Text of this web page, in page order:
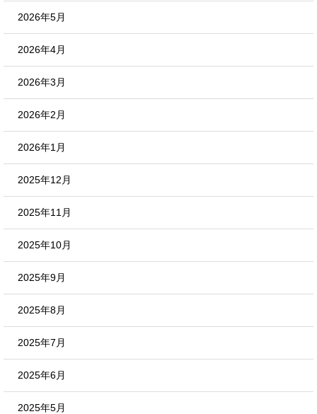
2026年5月
2026年4月
2026年3月
2026年2月
2026年1月
2025年12月
2025年11月
2025年10月
2025年9月
2025年8月
2025年7月
2025年6月
2025年5月